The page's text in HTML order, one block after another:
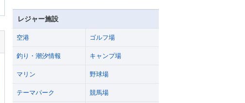
レジャー施設
空港 ゴルフ場
釣り・潮汐情報 キャンプ場
マリン 野球場
テーマパーク 競馬場